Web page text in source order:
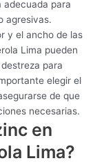
adecuada para
agresivas.
y el ancho de las
Lima pueden
para
elegir el
de que
necesarias.
en
Lima?